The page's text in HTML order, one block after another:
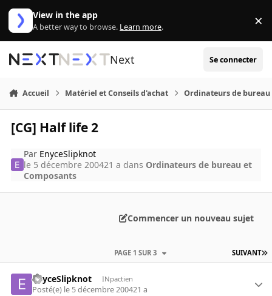
Aller au contenu
View in the app
A better way to browse. Learn more. ×
Next Se connecter
Accueil Matériel et Conseils d'achat Ordinateurs de bureau
[CG] Half life 2
Par EnyceSlipknot
le 5 décembre 200421 a dans Ordinateurs de bureau et
Composants
Commencer un nouveau sujet
SUIVANT
PAGE 1 SUR 3
EnyceSlipknot INpactien
Posté(e) le 5 décembre 200421 a